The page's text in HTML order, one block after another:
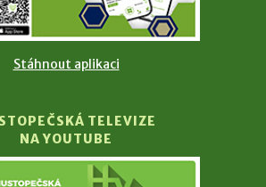
Stáhnout aplikaci
TELEVIZE
NA YOUTUBE